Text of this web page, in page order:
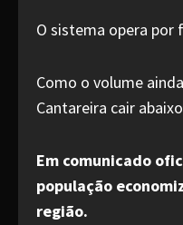
O sistema opera por
Como o volume
Cantareira cair
Em comunicado
população
região.